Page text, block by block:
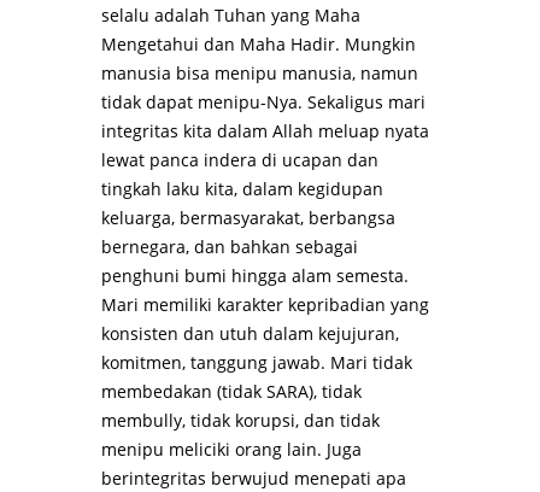
selalu adalah Tuhan yang Maha
Mengetahui dan Maha Hadir. Mungkin
manusia bisa menipu manusia, namun
tidak dapat menipu-Nya. Sekaligus mari
integritas kita dalam Allah meluap nyata
lewat panca indera di ucapan dan
tingkah laku kita, dalam kegidupan
keluarga, bermasyarakat, berbangsa
bernegara, dan bahkan sebagai
penghuni bumi hingga alam semesta.
Mari memiliki karakter kepribadian yang
konsisten dan utuh dalam kejujuran,
komitmen, tanggung jawab. Mari tidak
membedakan (tidak SARA), tidak
membully, tidak korupsi, dan tidak
menipu meliciki orang lain. Juga
berintegritas berwujud menepati apa